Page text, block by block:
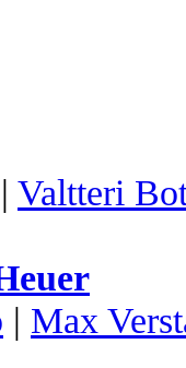
| Valtteri
| Max